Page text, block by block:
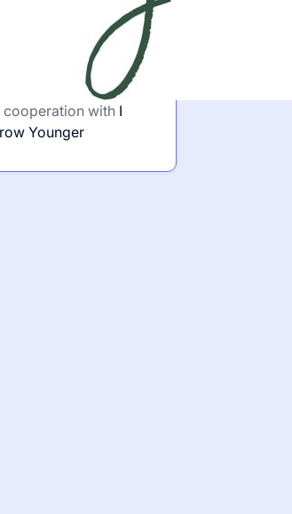
cooperation with I
Younger